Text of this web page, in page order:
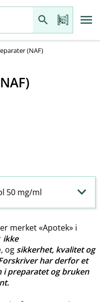
(NAF)
50 mg/ml
merket «Apotek» i
ikke
og sikkerhet, kvalitet og
har derfor et
i preparatet og bruken